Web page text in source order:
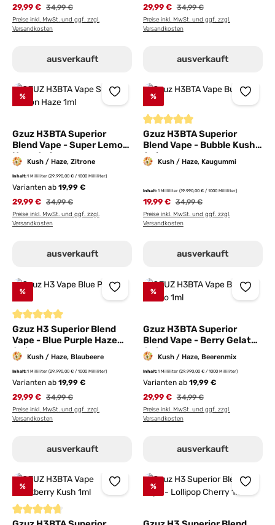
29,99 € Regulärer Preis:
34,99 €
Preise inkl. MwSt. und ggf. zzgl.
Versandkosten
ausverkauft
29,99 € Regulärer Preis:
34,99 €
Preise inkl. MwSt. und ggf. zzgl.
Versandkosten
ausverkauft
%
Gzuz H3BTA Superior
Blend Vape - Super Lemon
Haze 1ml
Kush / Haze, Zitrone
Inhalt:1 Milliliter (29.990,00 € / 1000 Milliliter)
Varianten ab 19,99 €
29,99 € Regulärer Preis:
34,99 €
Preise inkl. MwSt. und ggf. zzgl.
Versandkosten
ausverkauft
%
Durchschnittliche Bewertung
Gzuz H3BTA Superior
Blend Vape - Bubble Kush
1ml
Kush / Haze, Kaugummi
Inhalt:1 Milliliter (19.990,00 € / 1000 Milliliter)
19,99 € Regulärer Preis:
34,99 €
Preise inkl. MwSt. und ggf. zzgl.
Versandkosten
ausverkauft
%
Durchschnittliche Bewertung von 5 von 5 Sternen
Gzuz H3 Superior Blend
Vape - Blue Purple Haze
1ml
Kush / Haze, Blaubeere
Inhalt:1 Milliliter (29.990,00 € / 1000 Milliliter)
Varianten ab 19,99 €
29,99 € Regulärer Preis:
34,99 €
Preise inkl. MwSt. und ggf. zzgl.
Versandkosten
ausverkauft
%
Gzuz H3BTA Superior
Blend Vape - Berry Gelato
1ml
Kush / Haze, Beerenmix
Inhalt:1 Milliliter (29.990,00 € / 1000 Milliliter)
Varianten ab19,99 €
29,99 € Regulärer Preis:
34,99 €
Preise inkl. MwSt. und ggf. zzgl.
Versandkosten
ausverkauft
% %